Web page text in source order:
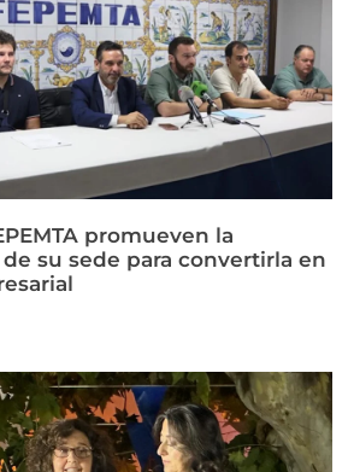
promueven la
su sede para convertirla en